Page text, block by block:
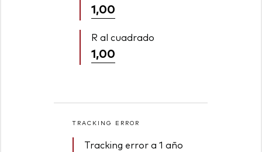
1,00
R al cuadrado
1,00
TRACKING ERROR
Tracking error a 1 año